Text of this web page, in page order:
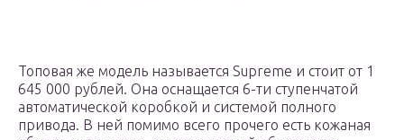
Топовая же модель называется Supreme и стоит от 1
645 000 рублей. Она оснащается 6-ти ступенчатой
автоматической коробкой и системой полного
привода. В ней помимо всего прочего есть кожаная